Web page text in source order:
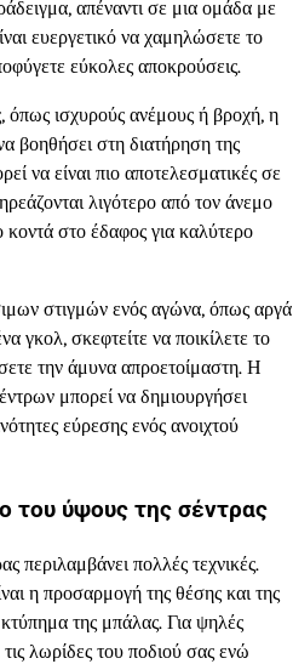
απέναντι σε μια ομάδα με
ευεργετικό να χαμηλώσετε το
εύκολες αποκρούσεις.
όπως ισχυρούς ανέμους ή βροχή, η
βοηθήσει στη διατήρηση της
να είναι πιο αποτελεσματικές σε
λιγότερο από τον άνεμο
στο έδαφος για καλύτερο
στιγμών ενός αγώνα, όπως αργά
γκολ, σκεφτείτε να ποικίλετε το
την άμυνα απροετοίμαστη. Η
μπορεί να δημιουργήσει
εύρεσης ενός ανοιχτού
του ύψους της σέντρας
περιλαμβάνει πολλές τεχνικές.
η προσαρμογή της θέσης και της
της μπάλας. Για ψηλές
λωρίδες του ποδιού σας ενώ